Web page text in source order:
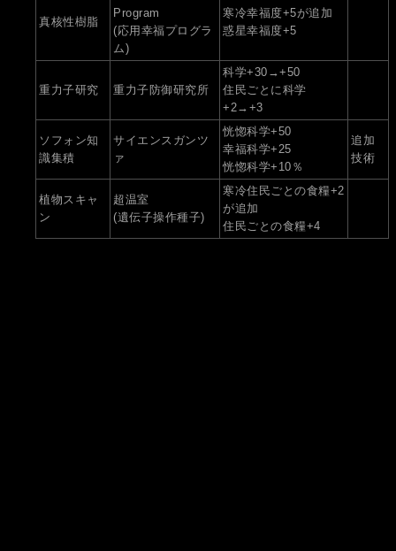
真核性樹脂
Program
(応用幸福プログラ
ム)
寒冷幸福度+5が追加
惑星幸福度+5
重力子研究 重力子防御研究所
科学+30→+50
住民ごとに科学
+2→+3
ソフォン知
識集積
サイエンスガンツ
ァ
恍惚科学+50
幸福科学+25
恍惚科学+10％
追加
技術
植物スキャ
ン
超温室
(遺伝子操作種子)
寒冷住民ごとの食糧+2
が追加
住民ごとの食糧+4